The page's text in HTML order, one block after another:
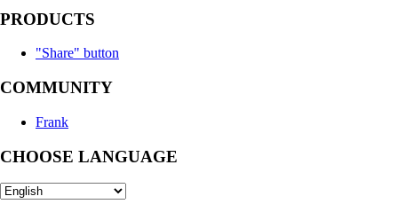
PRODUCTS
"Share" button
COMMUNITY
Frank
CHOOSE LANGUAGE